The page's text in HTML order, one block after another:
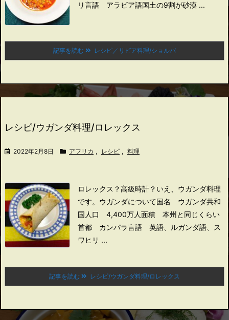
リ言語 アラビア語国土の9割が砂漠 ...
記事を読む レシピ／リビア料理/ショルバ
レシピ/ウガンダ料理/ロレックス
2022年2月8日 アフリカ , レシピ , 料理
ロレックス？高級時計？ いえ、ウガンダ料理
です。 ウガンダについて国名 ウガンダ共和
国 人口 4,400万人面積 本州と同じくらい
首都 カンパラ言語 英語、ルガンダ語、ス
ワヒリ ...
記事を読む レシピ/ウガンダ料理/ロレックス